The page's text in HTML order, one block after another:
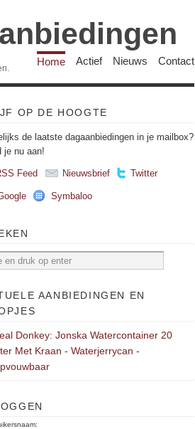
Home Actief Nieuws Contact
OP DE HOOGTE
de laatste dagaanbiedingen in je mailbox?
je nu aan!
Feed Nieuwsbrief Twitter
Symbaloo
AANBIEDINGEN EN
Donkey: Jonska Watercontainer 20
Met Kraan - Waterjerrycan -